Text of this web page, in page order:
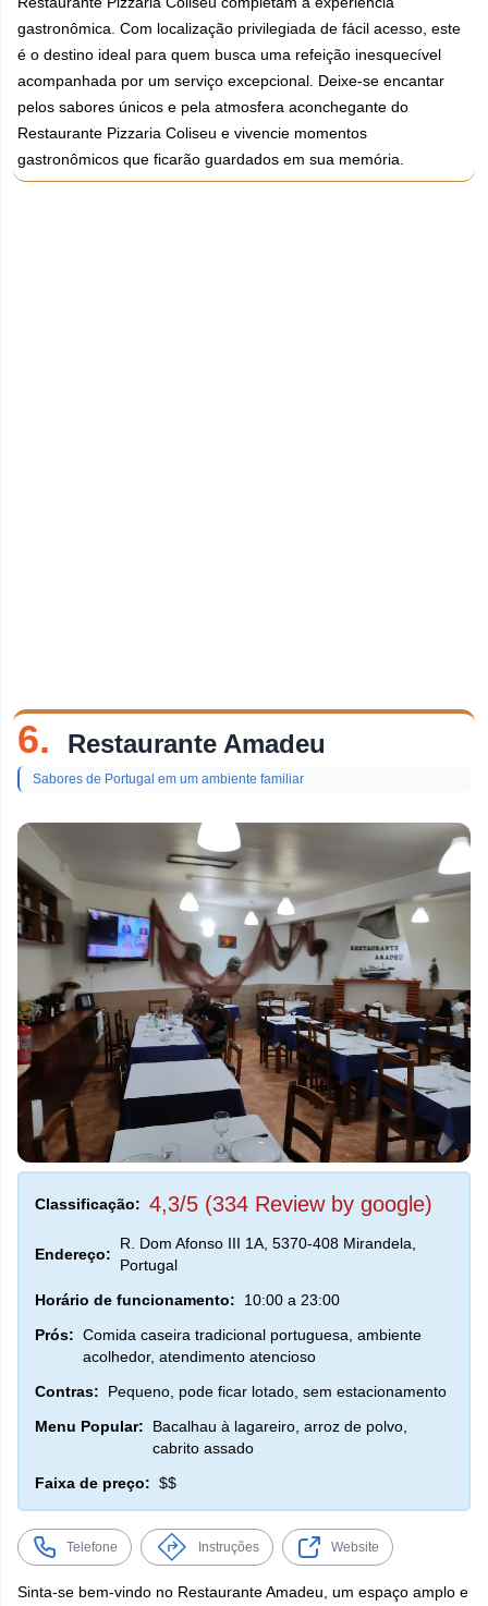
gastronômica. Com localização privilegiada de fácil acesso, este
é o destino ideal para quem busca uma refeição inesquecível
acompanhada por um serviço excepcional. Deixe-se encantar
pelos sabores únicos e pela atmosfera aconchegante do
Restaurante Pizzaria Coliseu e vivencie momentos
gastronômicos que ficarão guardados em sua memória.
6. Restaurante Amadeu
Sabores de Portugal em um ambiente familiar
Classificação: 4,3/5 (334 Review by google)
Endereço:
R. Dom Afonso III 1A, 5370-408 Mirandela,
Portugal
Horário de funcionamento:
10:00 a 23:00
Prós: Comida caseira tradicional portuguesa, ambiente
acolhedor, atendimento atencioso
Contras:
Pequeno, pode ficar lotado, sem estacionamento
Menu Popular:
Bacalhau à lagareiro, arroz de polvo,
cabrito assado
Faixa de preço: $$
Telefone Instruções Website
Sinta-se bem-vindo no Restaurante Amadeu, um espaço amplo e